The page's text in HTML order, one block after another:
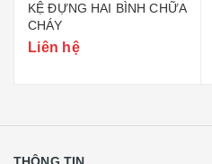
KỆ ĐỰNG HAI BÌNH CHỮA
CHÁY
Liên hệ